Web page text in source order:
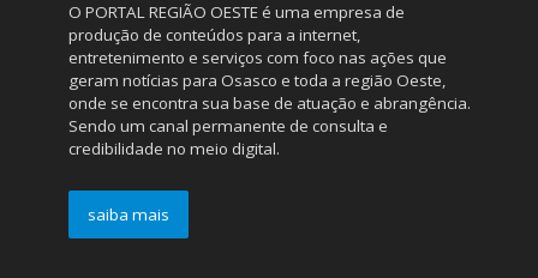
O PORTAL REGIÃO OESTE é uma empresa de
produção de conteúdos para a internet,
entretenimento e serviços com foco nas ações que
geram notícias para Osasco e toda a região Oeste,
onde se encontra sua base de atuação e abrangência.
Sendo um canal permanente de consulta e
credibilidade no meio digital.
saiba mais